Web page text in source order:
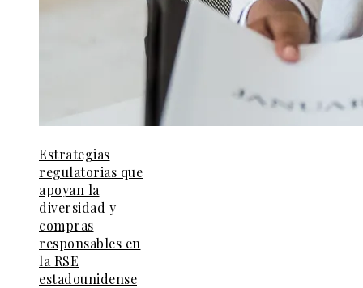
Estrategias
regulatorias que
apoyan la
diversidad y
compras
responsables en
la RSE
estadounidense